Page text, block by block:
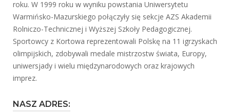
roku. W 1999 roku w wyniku powstania Uniwersytetu
Warmińsko-Mazurskiego połączyły się sekcje AZS Akademii
Rolniczo-Technicznej i Wyższej Szkoły Pedagogicznej.
Sportowcy z Kortowa reprezentowali Polskę na 11 igrzyskach
olimpijskich, zdobywali medale mistrzostw świata, Europy,
uniwersjady i wielu międzynarodowych oraz krajowych
imprez.
NASZ ADRES: